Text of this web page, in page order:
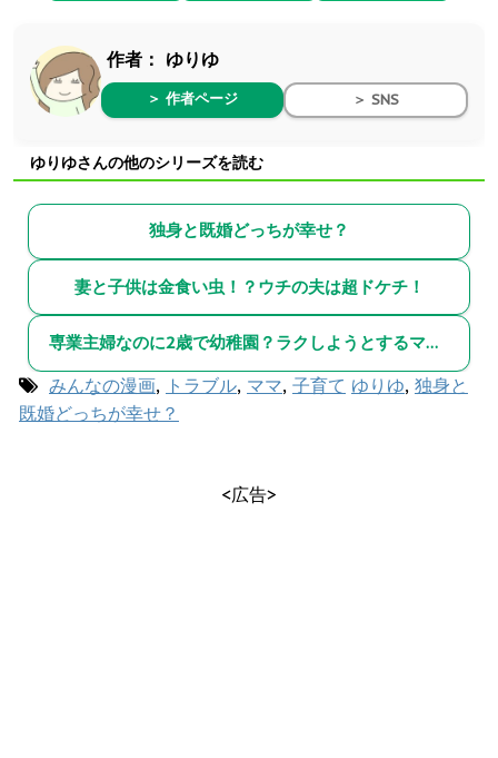
作者： ゆりゆ
＞ 作者ページ ＞ SNS
ゆりゆさんの他のシリーズを読む
独身と既婚どっちが幸せ？
妻と子供は金食い虫！？ウチの夫は超ドケチ！
専業主婦なのに2歳で幼稚園？ラクしようとするママ友が許せない！
みんなの漫画, トラブル, ママ, 子育て ゆりゆ, 独身と
既婚どっちが幸せ？
<広告>